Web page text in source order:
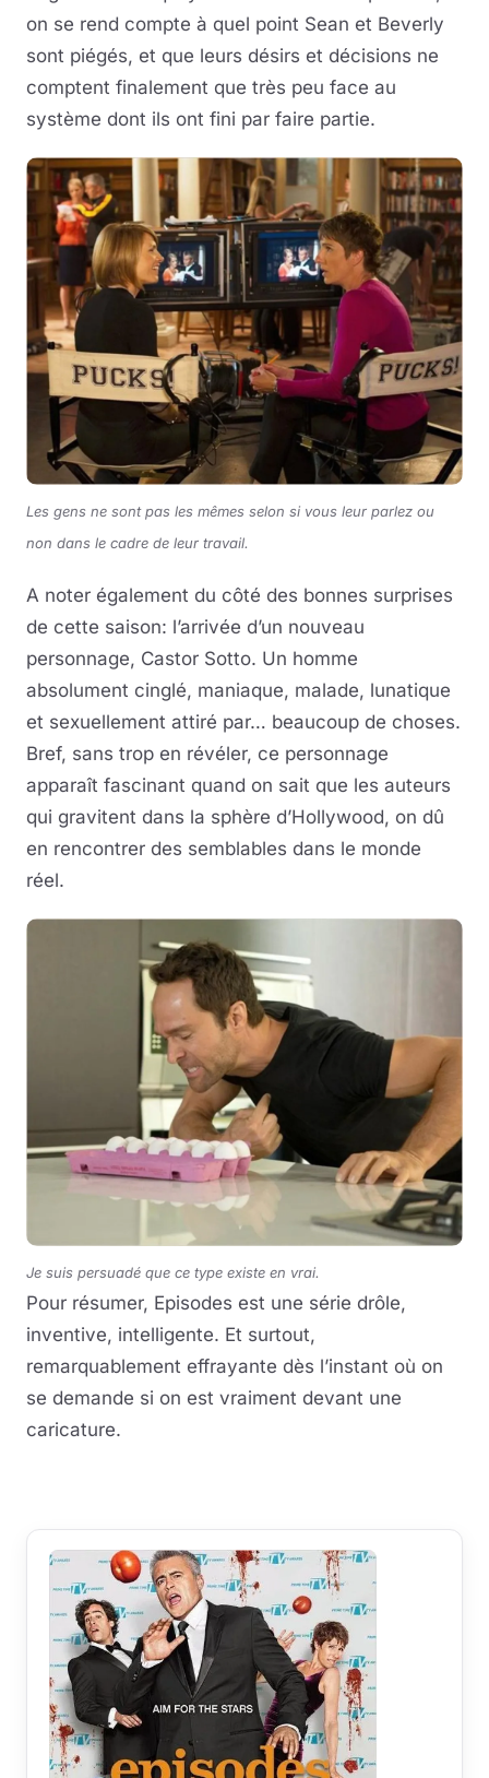
on se rend compte à quel point Sean et Beverly
sont piégés, et que leurs désirs et décisions ne
comptent finalement que très peu face au
système dont ils ont fini par faire partie.
Les gens ne sont pas les mêmes selon si vous leur parlez ou
non dans le cadre de leur travail.
A noter également du côté des bonnes surprises
de cette saison: l’arrivée d’un nouveau
personnage, Castor Sotto. Un homme
absolument cinglé, maniaque, malade, lunatique
et sexuellement attiré par… beaucoup de choses.
Bref, sans trop en révéler, ce personnage
apparaît fascinant quand on sait que les auteurs
qui gravitent dans la sphère d’Hollywood, on dû
en rencontrer des semblables dans le monde
réel.
Je suis persuadé que ce type existe en vrai.
Pour résumer, Episodes est une série drôle,
inventive, intelligente. Et surtout,
remarquablement effrayante dès l’instant où on
se demande si on est vraiment devant une
caricature.